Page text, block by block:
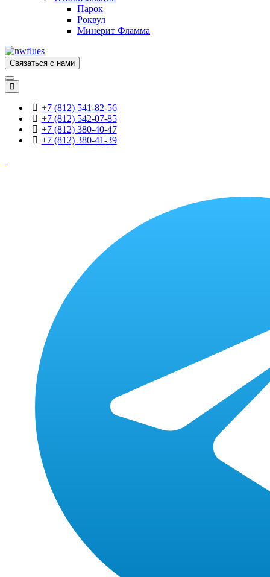
Парок
Роквул
Минерит Фламма
Связаться с нами
+7 (812) 541-82-56
+7 (812) 542-07-85
+7 (812) 380-40-47
+7 (812) 380-41-39